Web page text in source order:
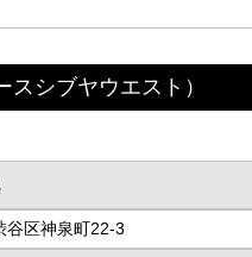
スシブヤウエスト）
谷区神泉町22-3